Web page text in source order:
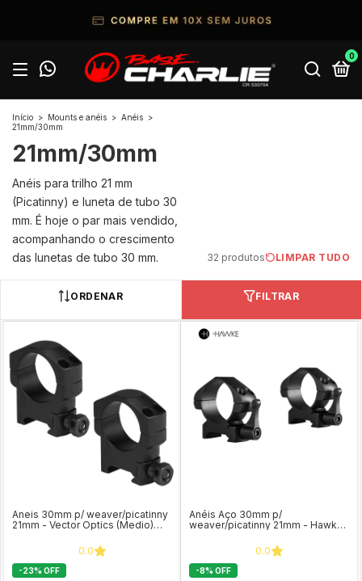
0
Início > Mounts e anéis > Anéis >
21mm/30mm
21mm/30mm
Anéis para trilho 21 mm
(Picatinny) e luneta de tubo 30
mm. É hoje o par mais vendido,
acompanhando o crescimento
das lunetas de tubo 30 mm.
32 produtos LIMPAR TUDO
ORDENAR FILTRAR
Aneis 30mm p/ weaver/picatinny
21mm - Vector Optics (Medio)
0.0
-23% OFF
Anéis Aço 30mm p/
weaver/picatinny 21mm - Hawke
0.0
-8% OFF